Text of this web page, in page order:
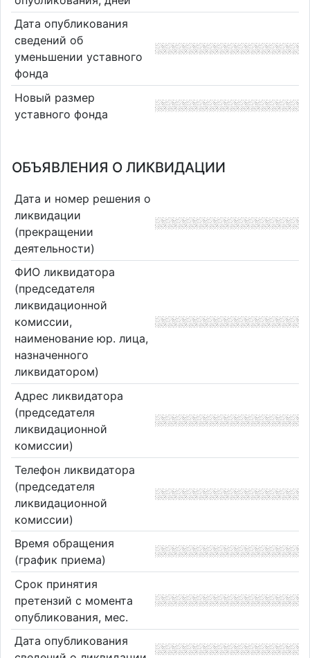
Дата опубликования
сведений об
уменьшении уставного
фонда
Новый размер
уставного фонда
ОБЪЯВЛЕНИЯ О ЛИКВИДАЦИИ
Дата и номер решения о
ликвидации
(прекращении
деятельности)
ФИО ликвидатора
(председателя
ликвидационной
комиссии,
наименование юр. лица,
назначенного
ликвидатором)
Адрес ликвидатора
(председателя
ликвидационной
комиссии)
Телефон ликвидатора
(председателя
ликвидационной
комиссии)
Время обращения
(график приема)
Срок принятия
претензий с момента
опубликования, мес.
Дата опубликования